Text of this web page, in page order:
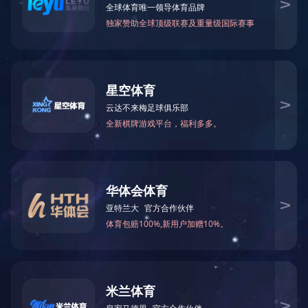
十户百户多户联防报警系统110联网报警 GSM拨号
销售热线：186 8875 7638 熊总监
公司邮箱：info@yl007.com
公司地址：深圳市宝安区石岩街道建兴路海谷科技大厦T4栋7楼
Copyright© 1998-2025 华体app登录入口-华体huati(中国)